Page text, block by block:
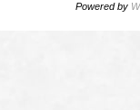
Powered by